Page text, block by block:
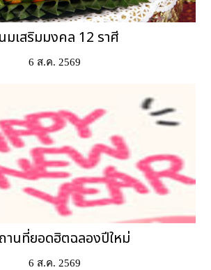
มเสริมมงคล 12 ราศี
6 ส.ค. 2569
านที่ยอดฮิตฉลองปีใหม่
6 ส.ค. 2569